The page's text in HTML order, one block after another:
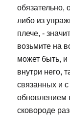
обязательно,
либо из
плече, -
возьмите на
может быть, и
внутри него,
связанных и
обновлением
сковороде